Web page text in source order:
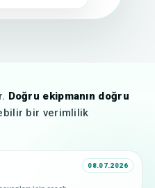
Doğru ekipmanın doğru
bir verimlilik
08.07.2026